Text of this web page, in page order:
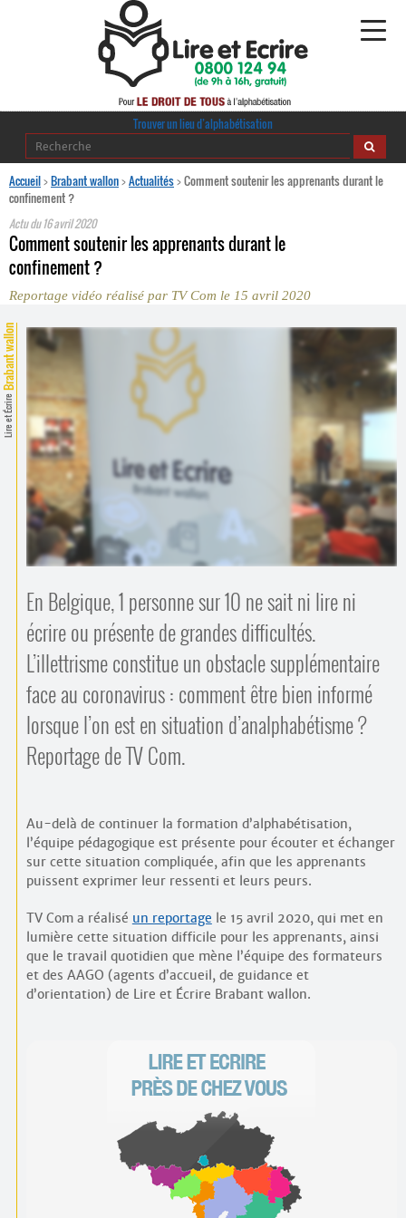
Alphabétisation
Regards croisés
·
Comprendre et parler
Bienvenue en Belgique
Contacts
Trouver un lieu d’alphabétisation
Trouver un lieu d’alphabétisation
Accueil>Brabant wallon>Actualités>Comment soutenir les apprenants durant le
confinement ?
Actu du16 avril 2020
Comment soutenir les apprenants durant le
confinement ?
Reportage vidéo réalisé par TV Com le 15 avril 2020
Lire et Écrire
Brabant wallon
En Belgique, 1 personne sur 10 ne sait ni lire ni
écrire ou présente de grandes difficultés.
L’illettrisme constitue un obstacle supplémentaire
face au coronavirus : comment être bien informé
lorsque l’on est en situation d’analphabétisme ?
Reportage de TV Com.
Au-delà de continuer la formation d’alphabétisation,
l’équipe pédagogique est présente pour écouter et échanger
sur cette situation compliquée, afin que les apprenants
puissent exprimer leur ressenti et leurs peurs.
TV Com a réalisé un reportage le 15 avril 2020, qui met en
lumière cette situation difficile pour les apprenants, ainsi
que le travail quotidien que mène l’équipe des formateurs
et des AAGO (agents d’accueil, de guidance et
d’orientation) de Lire et Écrire Brabant wallon.